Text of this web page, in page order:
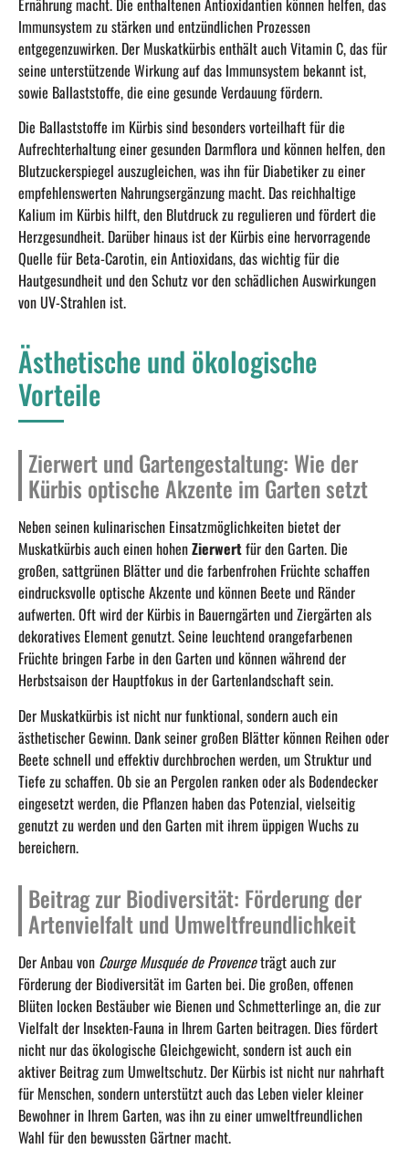
Immunsystem zu stärken und entzündlichen Prozessen
entgegenzuwirken. Der Muskatkürbis enthält auch Vitamin C, das für
seine unterstützende Wirkung auf das Immunsystem bekannt ist,
sowie Ballaststoffe, die eine gesunde Verdauung fördern.
Die Ballaststoffe im Kürbis sind besonders vorteilhaft für die
Aufrechterhaltung einer gesunden Darmflora und können helfen, den
Blutzuckerspiegel auszugleichen, was ihn für Diabetiker zu einer
empfehlenswerten Nahrungsergänzung macht. Das reichhaltige
Kalium im Kürbis hilft, den Blutdruck zu regulieren und fördert die
Herzgesundheit. Darüber hinaus ist der Kürbis eine hervorragende
Quelle für Beta-Carotin, ein Antioxidans, das wichtig für die
Hautgesundheit und den Schutz vor den schädlichen Auswirkungen
von UV-Strahlen ist.
Ästhetische und ökologische
Vorteile
Zierwert und Gartengestaltung: Wie der
Kürbis optische Akzente im Garten setzt
Neben seinen kulinarischen Einsatzmöglichkeiten bietet der
Muskatkürbis auch einen hohenZierwertfür den Garten. Die
großen, sattgrünen Blätter und die farbenfrohen Früchte schaffen
eindrucksvolle optische Akzente und können Beete und Ränder
aufwerten. Oft wird der Kürbis in Bauerngärten und Ziergärten als
dekoratives Element genutzt. Seine leuchtend orangefarbenen
Früchte bringen Farbe in den Garten und können während der
Herbstsaison der Hauptfokus in der Gartenlandschaft sein.
Der Muskatkürbis ist nicht nur funktional, sondern auch ein
ästhetischer Gewinn. Dank seiner großen Blätter können Reihen oder
Beete schnell und effektiv durchbrochen werden, um Struktur und
Tiefe zu schaffen. Ob sie an Pergolen ranken oder als Bodendecker
eingesetzt werden, die Pflanzen haben das Potenzial, vielseitig
genutzt zu werden und den Garten mit ihrem üppigen Wuchs zu
bereichern.
Beitrag zur Biodiversität: Förderung der
Artenvielfalt und Umweltfreundlichkeit
Der Anbau von Courge Musquée de Provenceträgt auch zur
Förderung der Biodiversität im Garten bei. Die großen, offenen
Blüten locken Bestäuber wie Bienen und Schmetterlinge an, die zur
Vielfalt der Insekten-Fauna in Ihrem Garten beitragen. Dies fördert
nicht nur das ökologische Gleichgewicht, sondern ist auch ein
aktiver Beitrag zum Umweltschutz. Der Kürbis ist nicht nur nahrhaft
für Menschen, sondern unterstützt auch das Leben vieler kleiner
Bewohner in Ihrem Garten, was ihn zu einer umweltfreundlichen
Wahl für den bewussten Gärtner macht.